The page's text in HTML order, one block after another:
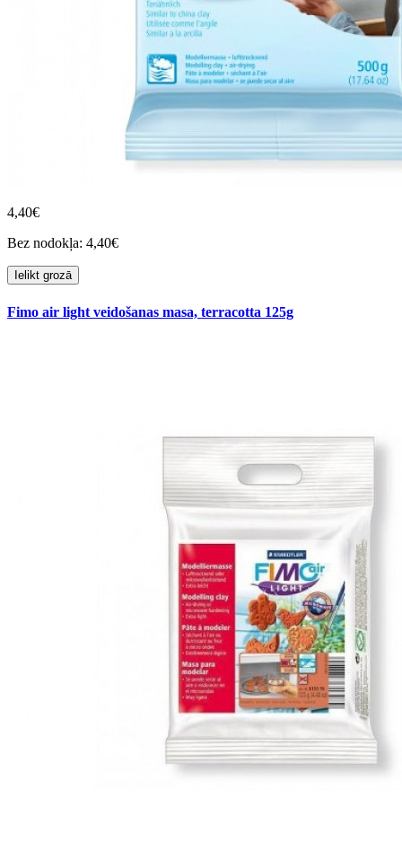
4,40€
Bez nodokļa: 4,40€
Ielikt grozā
Fimo air light veidošanas masa, terracotta 125g